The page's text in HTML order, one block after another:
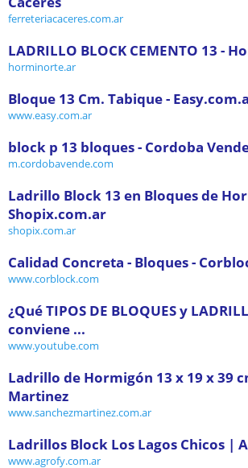
ferreteriacaceres.com.ar
LADRILLO BLOCK CEMENTO 13 -
horminorte.ar
Bloque 13 Cm. Tabique -
www.easy.com.ar
block p 13 bloques - Cordoba
m.cordobavende.com
Ladrillo Block 13 en Bloques de
Shopix.com.ar
shopix.com.ar
Calidad Concreta - Bloques -
www.corblock.com
¿Qué TIPOS DE BLOQUES y
conviene ...
www.youtube.com
Ladrillo de Hormigón 13 x 19 x 39
Martinez
www.sanchezmartinez.com.ar
Ladrillos Block Los Lagos Chicos |
www.agrofy.com.ar